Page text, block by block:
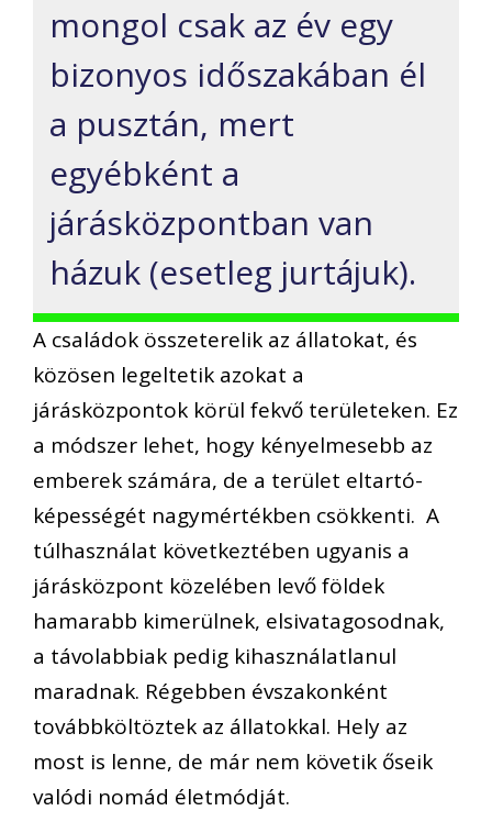
mongol csak az év egy
bizonyos időszakában él
a pusztán, mert
egyébként a
járásközpontban van
házuk (esetleg jurtájuk).
A családok összeterelik az állatokat, és
közösen legeltetik azokat a
járásközpontok körül fekvő területeken. Ez
a módszer lehet, hogy kényelmesebb az
emberek számára, de a terület eltartó-
képességét nagymértékben csökkenti. A
túlhasználat következtében ugyanis a
járásközpont közelében levő földek
hamarabb kimerülnek, elsivatagosodnak,
a távolabbiak pedig kihasználatlanul
maradnak. Régebben évszakonként
továbbköltöztek az állatokkal. Hely az
most is lenne, de már nem követik őseik
valódi nomád életmódját.